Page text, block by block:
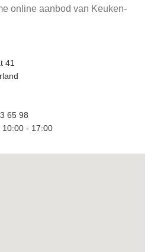
online aanbod van Keuken-
41
65 98
10:00 - 17:00